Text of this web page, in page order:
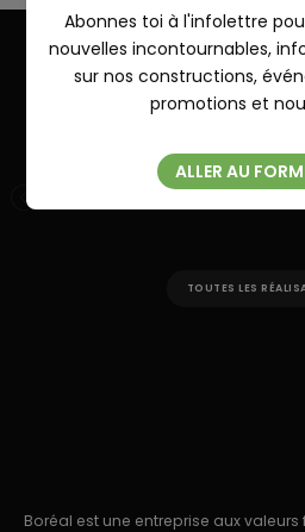
Autres
TOUTES LES
Abonnes toi à l'infolettre
nouvelles incontournables,
sur nos constructions,
promotions et
ALLER AU
Boréal est une entreprise aux
Fermer